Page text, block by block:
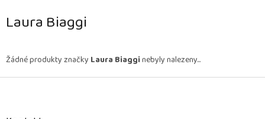
Laura Biaggi
Žádné produkty značky Laura Biagginebyly nalezeny...
Z